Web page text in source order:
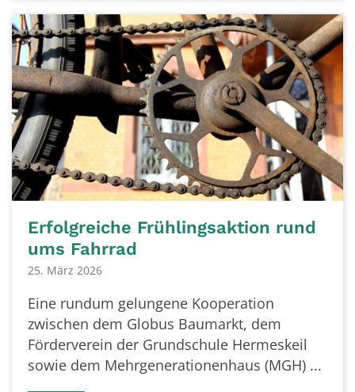
Erfolgreiche Frühlingsaktion rund
ums Fahrrad
25. März 2026
Eine rundum gelungene Kooperation
zwischen dem Globus Baumarkt, dem
Förderverein der Grundschule Hermeskeil
sowie dem Mehrgenerationenhaus (MGH) ...